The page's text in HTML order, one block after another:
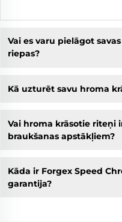
Vai es varu pielāgot
riepas?
Kā uzturēt savu hroma
Vai hroma krāsotie riteņi
braukšanas apstākļiem?
Kāda ir Forgex Speed
garantija?